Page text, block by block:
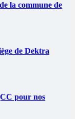
la commune de
de Dektra
pour nos